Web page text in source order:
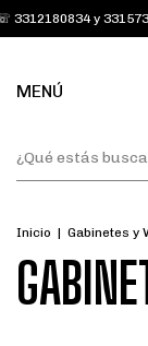
3312180834 y
MENÚ
Inicio | Gabinetes y